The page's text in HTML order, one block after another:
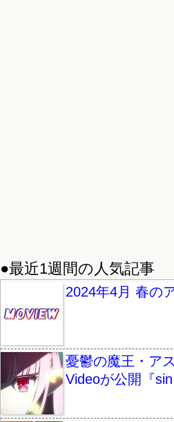
●最近1週間の人気記事
2024年4月 春の
憂鬱の魔王・ア
Videoが公開『sin